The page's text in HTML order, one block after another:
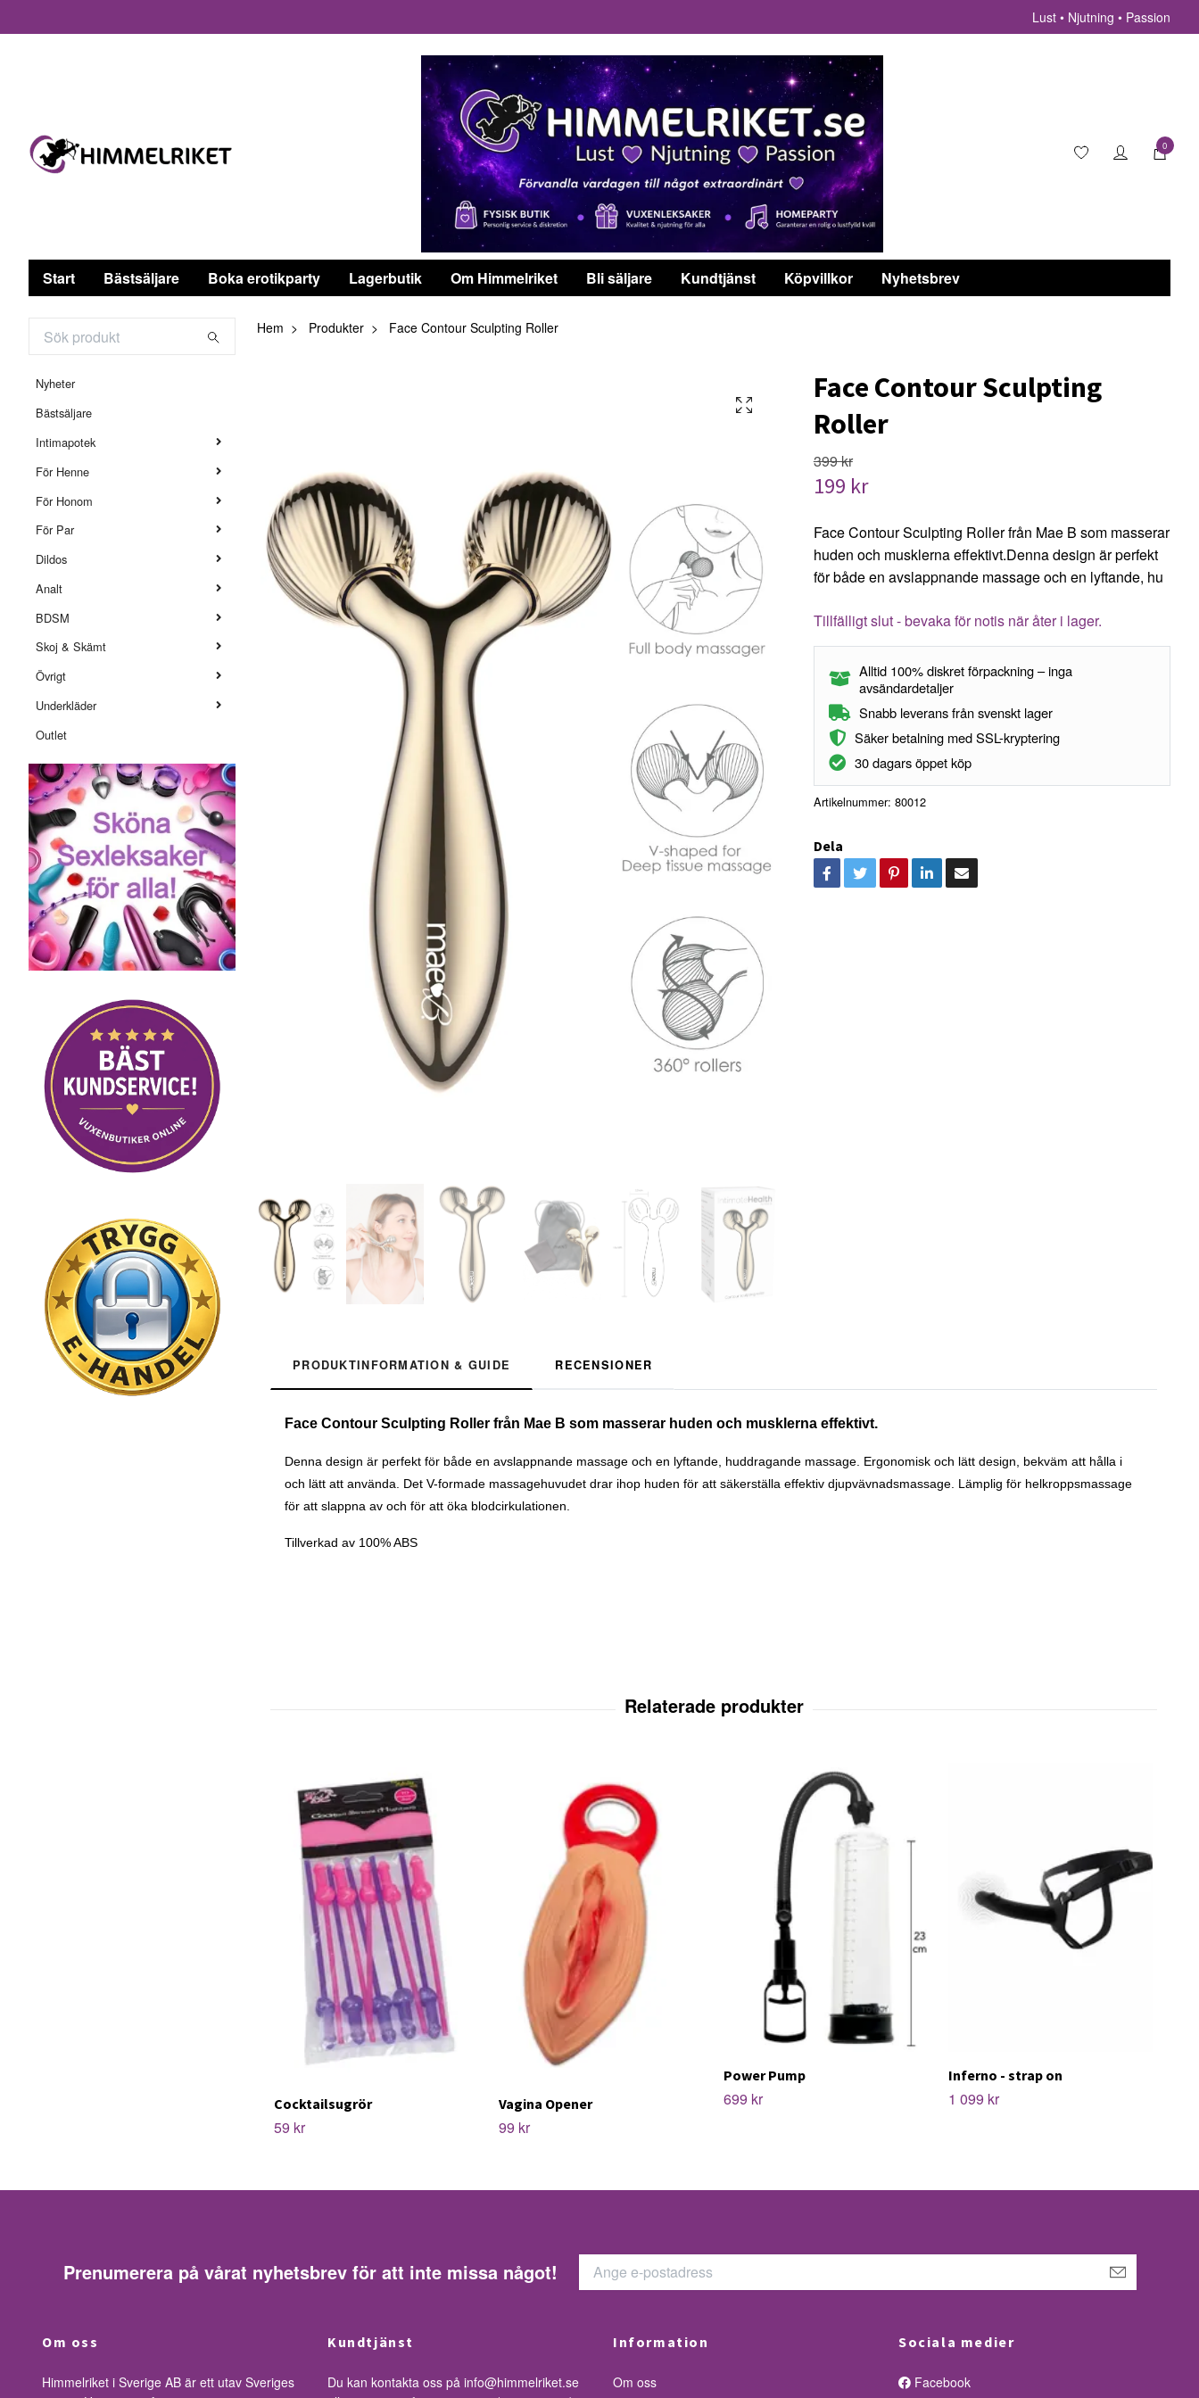
Lust • Njutning • Passion
0
Start Bästsäljare Boka erotikparty Lagerbutik Om Himmelriket Bli säljare Kundtjänst Köpvillkor Nyhetsbrev
Nyheter
Bästsäljare
Intimapotek
För Henne
För Honom
För Par
Dildos
Analt
BDSM
Skoj & Skämt
Övrigt
Underkläder
Outlet
Hem Produkter Face Contour Sculpting Roller
Face Contour Sculpting
Roller
399 kr
199 kr
Face Contour Sculpting Roller från Mae B som masserar
huden och musklerna effektivt.Denna design är perfekt
för både en avslappnande massage och en lyftande, hu
Tillfälligt slut - bevaka för notis när åter i lager.
Alltid 100% diskret förpackning – inga
avsändardetaljer
Snabb leverans från svenskt lager
Säker betalning med SSL-kryptering
30 dagars öppet köp
Artikelnummer: 80012
Dela
PRODUKTINFORMATION & GUIDE RECENSIONER
Face Contour Sculpting Roller från Mae B som masserar huden och musklerna effektivt.
Denna design är perfekt för både en avslappnande massage och en lyftande, huddragande massage. Ergonomisk och lätt design, bekväm att hålla i
och lätt att använda. Det V-formade massagehuvudet drar ihop huden för att säkerställa effektiv djupvävnadsmassage. Lämplig för helkroppsmassage
för att slappna av och för att öka blodcirkulationen.
Tillverkad av 100% ABS
Cocktailsugrör
59 kr
Vagina Opener
99 kr
Power Pump
699 kr
Inferno - strap on
1 099 kr
Prenumerera på vårat nyhetsbrev för att inte missa något!
Om oss
Himmelriket i Sverige AB är ett utav Sveriges
Kundtjänst
Du kan kontakta oss på info@himmelriket.se
Information
Om oss
Sociala medier
Facebook